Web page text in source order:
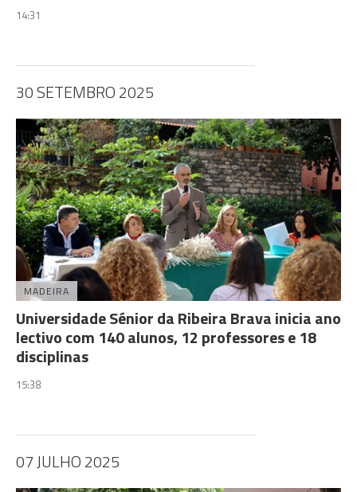
14:31
30 SETEMBRO 2025
MADEIRA
Universidade Sénior da Ribeira Brava inicia ano
lectivo com 140 alunos, 12 professores e 18
disciplinas
15:38
07 JULHO 2025